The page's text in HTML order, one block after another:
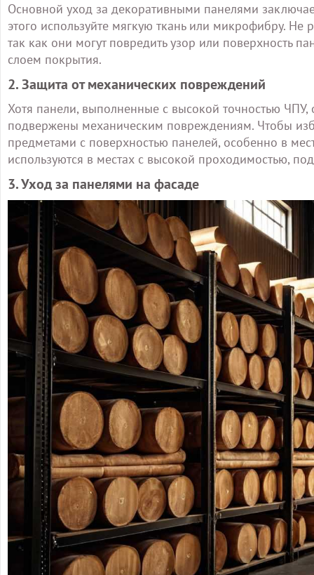
Основной уход за декоративными панелями
этого используйте мягкую ткань или микрофибру.
так как они могут повредить узор или поверхность
слоем покрытия.
2. Защита от механических повреждений
Хотя панели, выполненные с высокой точностью
подвержены механическим повреждениям. Чтобы
предметами с поверхностью панелей, особенно в
используются в местах с высокой проходимостью,
3. Уход за панелями на фасаде